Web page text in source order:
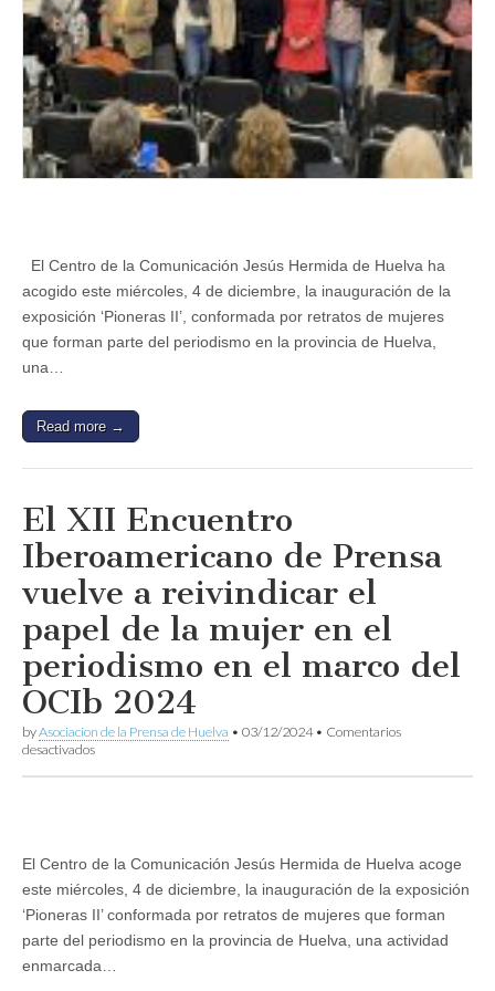
OCIb
2024,
dedicado
a
mujer
periodista
en
Huelva
El Centro de la Comunicación Jesús Hermida de Huelva ha
acogido este miércoles, 4 de diciembre, la inauguración de la
exposición ‘Pioneras II’, conformada por retratos de mujeres
que forman parte del periodismo en la provincia de Huelva,
una…
Read more →
El XII Encuentro
Iberoamericano de Prensa
vuelve a reivindicar el
papel de la mujer en el
periodismo en el marco del
OCIb 2024
byAsociacion de la Prensa de Huelva • 03/12/2024• Comentarios
desactivadosen
Prensa
vuelve
a
reivindicar
el
papel
de
El Centro de la Comunicación Jesús Hermida de Huelva acoge
este miércoles, 4 de diciembre, la inauguración de la exposición
‘Pioneras II’ conformada por retratos de mujeres que forman
parte del periodismo en la provincia de Huelva, una actividad
enmarcada…